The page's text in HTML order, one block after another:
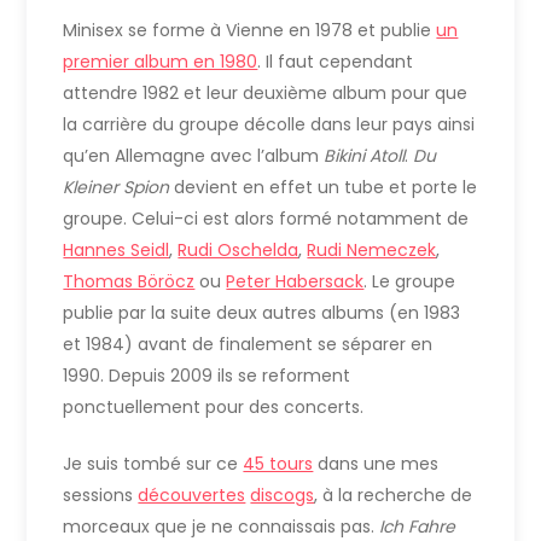
Minisex se forme à Vienne en 1978 et publieun
premier album en 1980. Il faut cependant
attendre 1982 et leur deuxième album pour que
la carrière du groupe décolle dans leur pays ainsi
qu’en Allemagne avec l’album Bikini Atoll. Du
Kleiner Spiondevient en effet un tube et porte le
groupe. Celui-ci est alors formé notamment de
Hannes Seidl,Rudi Oschelda,Rudi Nemeczek,
Thomas Böröcz ouPeter Habersack. Le groupe
publie par la suite deux autres albums (en 1983
et 1984) avant de finalement se séparer en
1990. Depuis 2009 ils se reforment
ponctuellement pour des concerts.
Je suis tombé sur ce 45 tours dans une mes
sessionsdécouvertes discogs, à la recherche de
morceaux que je ne connaissais pas. Ich Fahre